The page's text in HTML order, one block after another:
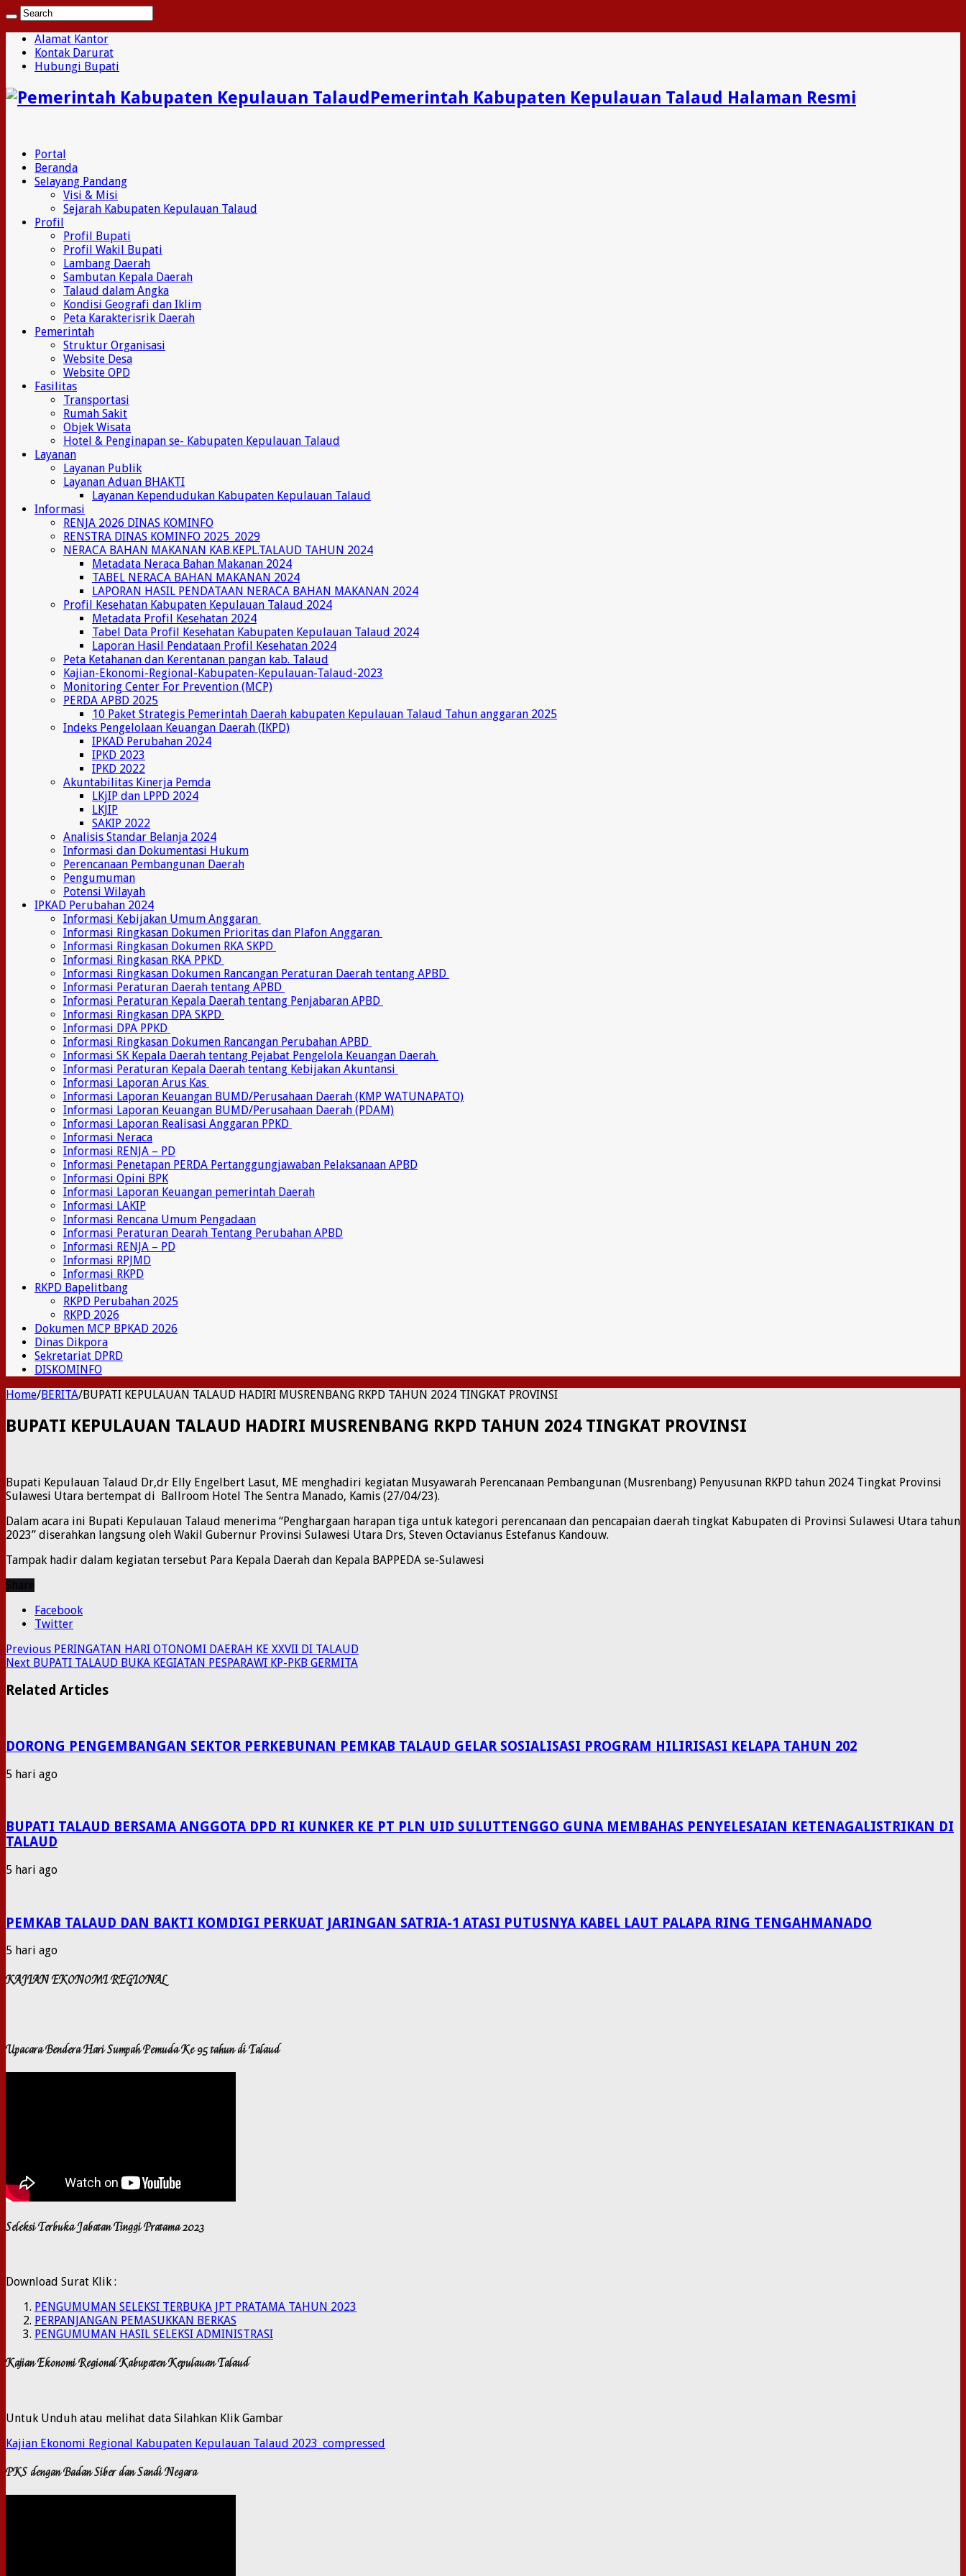
Alamat Kantor
Kontak Darurat
Hubungi Bupati
Pemerintah Kabupaten Kepulauan Talaud Halaman Resmi
Portal
Beranda
Selayang Pandang
Visi & Misi
Sejarah Kabupaten Kepulauan Talaud
Profil
Profil Bupati
Profil Wakil Bupati
Lambang Daerah
Sambutan Kepala Daerah
Talaud dalam Angka
Kondisi Geografi dan Iklim
Peta Karakterisrik Daerah
Pemerintah
Struktur Organisasi
Website Desa
Website OPD
Fasilitas
Transportasi
Rumah Sakit
Objek Wisata
Hotel & Penginapan se- Kabupaten Kepulauan Talaud
Layanan
Layanan Publik
Layanan Aduan BHAKTI
Layanan Kependudukan Kabupaten Kepulauan Talaud
Informasi
RENJA 2026 DINAS KOMINFO
RENSTRA DINAS KOMINFO 2025_2029
NERACA BAHAN MAKANAN KAB.KEPL.TALAUD TAHUN 2024
Metadata Neraca Bahan Makanan 2024
TABEL NERACA BAHAN MAKANAN 2024
LAPORAN HASIL PENDATAAN NERACA BAHAN MAKANAN 2024
Profil Kesehatan Kabupaten Kepulauan Talaud 2024
Metadata Profil Kesehatan 2024
Tabel Data Profil Kesehatan Kabupaten Kepulauan Talaud 2024
Laporan Hasil Pendataan Profil Kesehatan 2024
Peta Ketahanan dan Kerentanan pangan kab. Talaud
Kajian-Ekonomi-Regional-Kabupaten-Kepulauan-Talaud-2023
Monitoring Center For Prevention (MCP)
PERDA APBD 2025
10 Paket Strategis Pemerintah Daerah kabupaten Kepulauan Talaud Tahun anggaran 2025
Indeks Pengelolaan Keuangan Daerah (IKPD)
IPKAD Perubahan 2024
IPKD 2023
IPKD 2022
Akuntabilitas Kinerja Pemda
LKjIP dan LPPD 2024
LKJIP
SAKIP 2022
Analisis Standar Belanja 2024
Informasi dan Dokumentasi Hukum
Perencanaan Pembangunan Daerah
Pengumuman
Potensi Wilayah
IPKAD Perubahan 2024
Informasi Kebijakan Umum Anggaran
Informasi Ringkasan Dokumen Prioritas dan Plafon Anggaran
Informasi Ringkasan Dokumen RKA SKPD
Informasi Ringkasan RKA PPKD
Informasi Ringkasan Dokumen Rancangan Peraturan Daerah tentang APBD
Informasi Peraturan Daerah tentang APBD
Informasi Peraturan Kepala Daerah tentang Penjabaran APBD
Informasi Ringkasan DPA SKPD
Informasi DPA PPKD
Informasi Ringkasan Dokumen Rancangan Perubahan APBD
Informasi SK Kepala Daerah tentang Pejabat Pengelola Keuangan Daerah
Informasi Peraturan Kepala Daerah tentang Kebijakan Akuntansi
Informasi Laporan Arus Kas
Informasi Laporan Keuangan BUMD/Perusahaan Daerah (KMP WATUNAPATO)
Informasi Laporan Keuangan BUMD/Perusahaan Daerah (PDAM)
Informasi Laporan Realisasi Anggaran PPKD
Informasi Neraca
Informasi RENJA – PD
Informasi Penetapan PERDA Pertanggungjawaban Pelaksanaan APBD
Informasi Opini BPK
Informasi Laporan Keuangan pemerintah Daerah
Informasi LAKIP
Informasi Rencana Umum Pengadaan
Informasi Peraturan Dearah Tentang Perubahan APBD
Informasi RENJA – PD
Informasi RPJMD
Informasi RKPD
RKPD Bapelitbang
RKPD Perubahan 2025
RKPD 2026
Dokumen MCP BPKAD 2026
Dinas Dikpora
Sekretariat DPRD
DISKOMINFO
Home/BERITA/BUPATI KEPULAUAN TALAUD HADIRI MUSRENBANG RKPD TAHUN 2024 TINGKAT PROVINSI
BUPATI KEPULAUAN TALAUD HADIRI MUSRENBANG RKPD TAHUN 2024 TINGKAT PROVINSI
Bupati Kepulauan Talaud Dr,dr Elly Engelbert Lasut, ME menghadiri kegiatan Musyawarah Perencanaan Pembangunan (Musrenbang) Penyusunan RKPD tahun 2024 Tingkat Provinsi
Sulawesi Utara bertempat di Ballroom Hotel The Sentra Manado, Kamis (27/04/23).
Dalam acara ini Bupati Kepulauan Talaud menerima “Penghargaan harapan tiga untuk kategori perencanaan dan pencapaian daerah tingkat Kabupaten di Provinsi Sulawesi Utara tahun
2023” diserahkan langsung oleh Wakil Gubernur Provinsi Sulawesi Utara Drs, Steven Octavianus Estefanus Kandouw.
Tampak hadir dalam kegiatan tersebut Para Kepala Daerah dan Kepala BAPPEDA se-Sulawesi
Facebook
Twitter
Previous PERINGATAN HARI OTONOMI DAERAH KE XXVII DI TALAUD
Next BUPATI TALAUD BUKA KEGIATAN PESPARAWI KP-PKB GERMITA
Related Articles
DORONG PENGEMBANGAN SEKTOR PERKEBUNAN PEMKAB TALAUD GELAR SOSIALISASI PROGRAM HILIRISASI KELAPA TAHUN 202
5 hari ago
BUPATI TALAUD BERSAMA ANGGOTA DPD RI KUNKER KE PT PLN UID SULUTTENGGO GUNA MEMBAHAS PENYELESAIAN KETENAGALISTRIKAN DI
TALAUD
5 hari ago
PEMKAB TALAUD DAN BAKTI KOMDIGI PERKUAT JARINGAN SATRIA-1 ATASI PUTUSNYA KABEL LAUT PALAPA RING TENGAHMANADO
5 hari ago
KAJIAN EKONOMI REGIONAL
Upacara Bendera Hari Sumpah Pemuda Ke 95 tahun di Talaud
Seleksi Terbuka Jabatan Tinggi Pratama 2023
Download Surat Klik :
PENGUMUMAN SELEKSI TERBUKA JPT PRATAMA TAHUN 2023
PERPANJANGAN PEMASUKKAN BERKAS
PENGUMUMAN HASIL SELEKSI ADMINISTRASI
Kajian Ekonomi Regional Kabupaten Kepulauan Talaud
Untuk Unduh atau melihat data Silahkan Klik Gambar
Kajian Ekonomi Regional Kabupaten Kepulauan Talaud 2023_compressed
PKS dengan Badan Siber dan Sandi Negara